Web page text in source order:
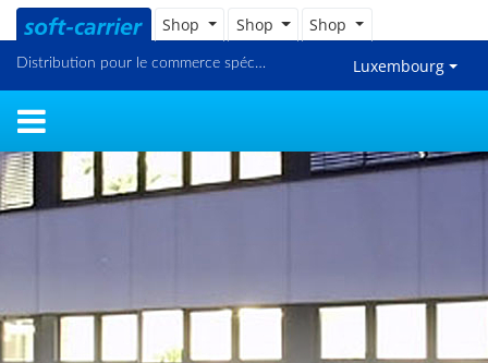
Shop Shop Shop
Distribution pour le commerce spécialisé et en ligne Luxembourg